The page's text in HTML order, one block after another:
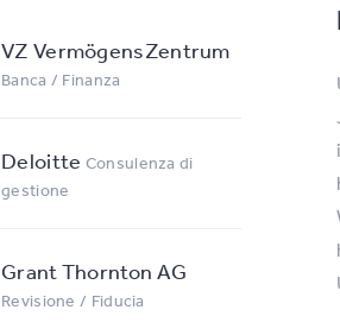
VZ VermögensZentrum
Banca / Finanza
Deloitte Consulenza di
gestione
Grant Thornton AG
Revisione / Fiducia